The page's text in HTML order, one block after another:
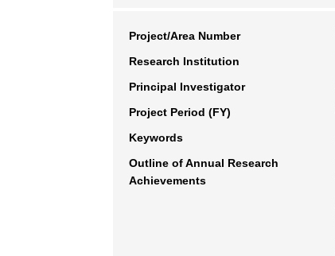
Project/Area Number
Research Institution
Principal Investigator
Project Period (FY)
Keywords
Outline of Annual Research
Achievements